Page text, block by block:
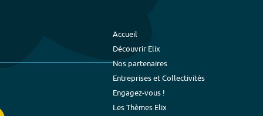
Accueil
Découvrir Elix
Nos partenaires
Entreprises et Collectivités
Engagez-vous !
Les Thèmes Elix